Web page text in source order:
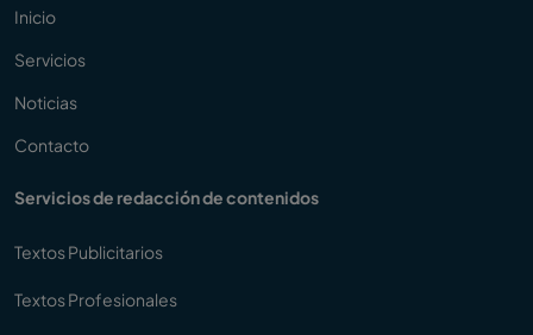
Inicio
Servicios
Noticias
Contacto
Servicios de redacción de contenidos
Textos Publicitarios
Textos Profesionales